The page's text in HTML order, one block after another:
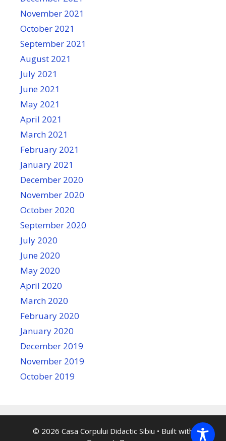
November 2021
October 2021
September 2021
August 2021
July 2021
June 2021
May 2021
April 2021
March 2021
February 2021
January 2021
December 2020
November 2020
October 2020
September 2020
July 2020
June 2020
May 2020
April 2020
March 2020
February 2020
January 2020
December 2019
November 2019
October 2019
© 2026 Casa Corpului Didactic Sibiu • Built with